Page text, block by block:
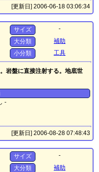
[更新日] 2006-06-18 03:06:34
サイズ
-
大分類
補助
小分類
工具
岩盤に直接注射する。地底世
-
[更新日] 2006-08-28 07:48:43
サイズ
-
大分類
補助